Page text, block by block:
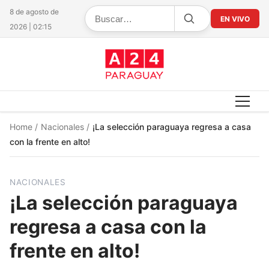
8 de agosto de
2026 | 02:15
EN VIVO
Home / Nacionales / ¡La selección paraguaya regresa a casa
con la frente en alto!
NACIONALES
¡La selección paraguaya
regresa a casa con la
frente en alto!